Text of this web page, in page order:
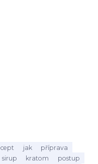
jak
příprava
sirup kratom
postup